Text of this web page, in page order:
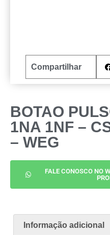
BOTAO
1NA 1NF –
– WEG
FALE CONOSCO NO
Compartilhar
Informação adicional